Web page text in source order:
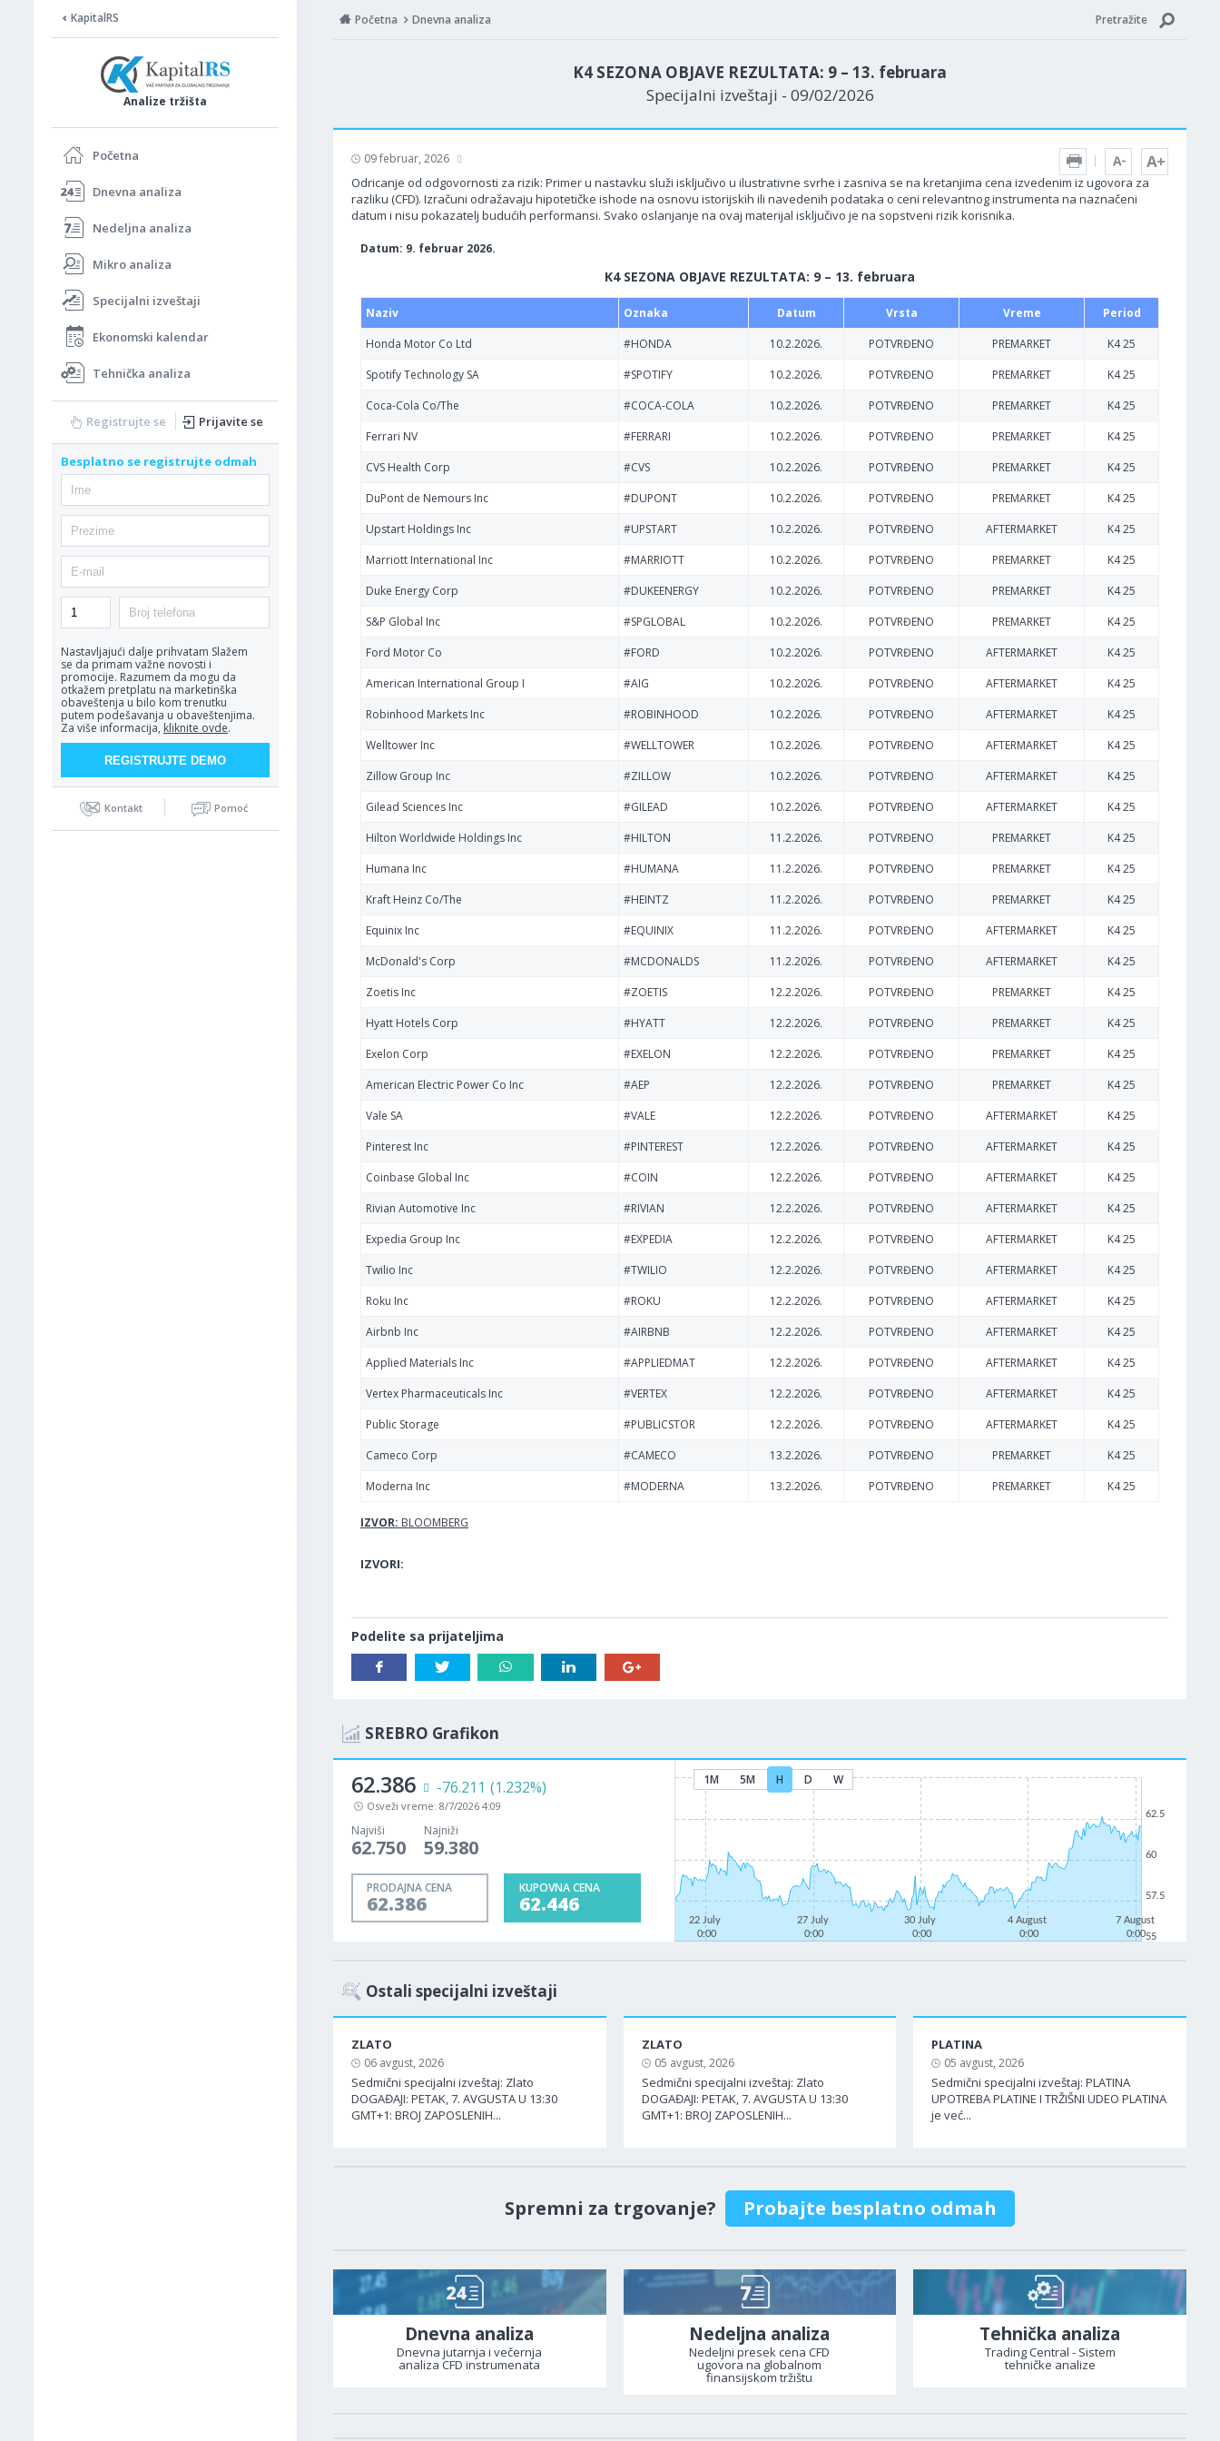
KapitalRS
Analize tržišta
Početna
Dnevna analiza
Nedeljna analiza
Mikro analiza
Specijalni izveštaji
Ekonomski kalendar
Tehnička analiza
Registrujte se Prijavite se
Besplatno se registrujte odmah
Nastavljajući dalje prihvatam Slažem
se da primam važne novosti i
promocije. Razumem da mogu da
otkažem pretplatu na marketinška
obaveštenja u bilo kom trenutku
putem podešavanja u obaveštenjima.
Za više informacija, kliknite ovde.
Kontakt Pomoć
Početna Dnevna analiza Pretražite
K4 SEZONA OBJAVE REZULTATA: 9 – 13. februara
Specijalni izveštaji - 09/02/2026
09 februar, 2026
Odricanje od odgovornosti za rizik: Primer u nastavku služi isključivo u ilustrativne svrhe i zasniva se na kretanjima cena izvedenim iz ugovora za
razliku (CFD). Izračuni odražavaju hipotetičke ishode na osnovu istorijskih ili navedenih podataka o ceni relevantnog instrumenta na naznačeni
datum i nisu pokazatelj budućih performansi. Svako oslanjanje na ovaj materijal isključivo je na sopstveni rizik korisnika.
Datum: 9. februar 2026.
K4 SEZONA OBJAVE REZULTATA: 9 – 13. februara
Naziv Oznaka Datum Vrsta Vreme
Period
Honda Motor Co Ltd
#HONDA 10.2.2026. POTVRĐENO PREMARKET
K4 25
Spotify Technology SA
#SPOTIFY 10.2.2026. POTVRĐENO PREMARKET
K4 25
Coca-Cola Co/The
#COCA-COLA 10.2.2026. POTVRĐENO PREMARKET
K4 25
Ferrari NV
#FERRARI 10.2.2026. POTVRĐENO PREMARKET
K4 25
CVS Health Corp
#CVS 10.2.2026. POTVRĐENO PREMARKET
K4 25
DuPont de Nemours Inc
#DUPONT 10.2.2026. POTVRĐENO PREMARKET
K4 25
Upstart Holdings Inc
#UPSTART 10.2.2026. POTVRĐENO AFTERMARKET
K4 25
Marriott International Inc
#MARRIOTT 10.2.2026. POTVRĐENO PREMARKET
K4 25
Duke Energy Corp
#DUKEENERGY 10.2.2026. POTVRĐENO PREMARKET
K4 25
S&P Global Inc
#SPGLOBAL 10.2.2026. POTVRĐENO PREMARKET
K4 25
Ford Motor Co
#FORD 10.2.2026. POTVRĐENO AFTERMARKET
K4 25
American International Group I
#AIG 10.2.2026. POTVRĐENO AFTERMARKET
K4 25
Robinhood Markets Inc
#ROBINHOOD 10.2.2026. POTVRĐENO AFTERMARKET
K4 25
Welltower Inc
#WELLTOWER 10.2.2026. POTVRĐENO AFTERMARKET
K4 25
Zillow Group Inc
#ZILLOW 10.2.2026. POTVRĐENO AFTERMARKET
K4 25
Gilead Sciences Inc
#GILEAD 10.2.2026. POTVRĐENO AFTERMARKET
K4 25
Hilton Worldwide Holdings Inc
#HILTON 11.2.2026. POTVRĐENO PREMARKET
K4 25
Humana Inc
#HUMANA 11.2.2026. POTVRĐENO PREMARKET
K4 25
Kraft Heinz Co/The
#HEINTZ 11.2.2026. POTVRĐENO PREMARKET
K4 25
Equinix Inc
#EQUINIX 11.2.2026. POTVRĐENO AFTERMARKET
K4 25
McDonald's Corp
#MCDONALDS 11.2.2026. POTVRĐENO AFTERMARKET
K4 25
Zoetis Inc
#ZOETIS 12.2.2026. POTVRĐENO PREMARKET
K4 25
Hyatt Hotels Corp
#HYATT 12.2.2026. POTVRĐENO PREMARKET
K4 25
Exelon Corp
#EXELON 12.2.2026. POTVRĐENO PREMARKET
K4 25
American Electric Power Co Inc
#AEP 12.2.2026. POTVRĐENO PREMARKET
K4 25
Vale SA
#VALE 12.2.2026. POTVRĐENO AFTERMARKET
K4 25
Pinterest Inc
#PINTEREST 12.2.2026. POTVRĐENO AFTERMARKET
K4 25
Coinbase Global Inc
#COIN 12.2.2026. POTVRĐENO AFTERMARKET
K4 25
Rivian Automotive Inc
#RIVIAN 12.2.2026. POTVRĐENO AFTERMARKET
K4 25
Expedia Group Inc
#EXPEDIA 12.2.2026. POTVRĐENO AFTERMARKET
K4 25
Twilio Inc
#TWILIO 12.2.2026. POTVRĐENO AFTERMARKET
K4 25
Roku Inc
#ROKU 12.2.2026. POTVRĐENO AFTERMARKET
K4 25
Airbnb Inc
#AIRBNB 12.2.2026. POTVRĐENO AFTERMARKET
K4 25
Applied Materials Inc
#APPLIEDMAT 12.2.2026. POTVRĐENO AFTERMARKET
K4 25
Vertex Pharmaceuticals Inc
#VERTEX 12.2.2026. POTVRĐENO AFTERMARKET
K4 25
Public Storage
#PUBLICSTOR 12.2.2026. POTVRĐENO AFTERMARKET
K4 25
Cameco Corp
#CAMECO 13.2.2026. POTVRĐENO PREMARKET
K4 25
Moderna Inc
#MODERNA 13.2.2026. POTVRĐENO PREMARKET K4 25
IZVOR: BLOOMBERG
IZVORI:
Podelite sa prijateljima
SREBRO Grafikon
62.386 -76.211 (1.232%)
Osveži vreme: 8/7/2026 4:09
Najviši
62.750
Najniži
59.380
PRODAJNA CENA
62.386
KUPOVNA CENA
62.446
1M 5M H D W
22 July
0:00
27 July
0:00
30 July
0:00
4 August
0:00
7 August
0:0055
57.5
60
62.5
Ostali specijalni izveštaji
ZLATO
06 avgust, 2026
Sedmični specijalni izveštaj: Zlato
DOGAĐAJI: PETAK, 7. AVGUSTA U 13:30
GMT+1: BROJ ZAPOSLENIH...
ZLATO
05 avgust, 2026
Sedmični specijalni izveštaj: Zlato
DOGAĐAJI: PETAK, 7. AVGUSTA U 13:30
GMT+1: BROJ ZAPOSLENIH...
PLATINA
05 avgust, 2026
Sedmični specijalni izveštaj: PLATINA
UPOTREBA PLATINE I TRŽIŠNI UDEO PLATINA
je već...
Spremni za trgovanje? Probajte besplatno odmah
Dnevna analiza
Dnevna jutarnja i večernja
analiza CFD instrumenata
Nedeljna analiza
Nedeljni presek cena CFD
ugovora na globalnom
finansijskom tržištu
Tehnička analiza
Trading Central - Sistem
tehničke analize